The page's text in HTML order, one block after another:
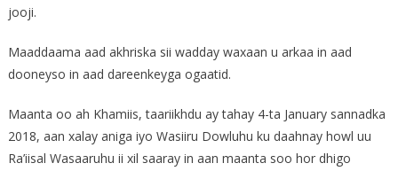
jooji.
Maaddaama aad akhriska sii wadday waxaan u arkaa in aad
dooneyso in aad dareenkeyga ogaatid.
Maanta oo ah Khamiis, taariikhdu ay tahay 4-ta January sannadka
2018, aan xalay aniga iyo Wasiiru Dowluhu ku daahnay howl uu
Ra’iisal Wasaaruhu ii xil saaray in aan maanta soo hor dhigo